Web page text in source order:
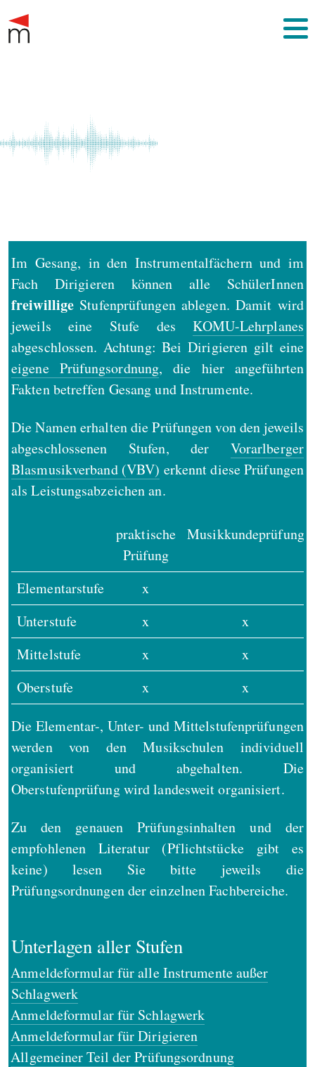
Im Gesang, in den Instrumentalfächern und im
Fach Dirigieren können alle SchülerInnen
freiwillige Stufenprüfungen ablegen. Damit wird
jeweils eine Stufe desKOMU-Lehrplanes
abgeschlossen. Achtung: Bei Dirigieren gilt eine
eigene Prüfungsordnung, die hier angeführten
Fakten betreffen Gesang und Instrumente.
Die Namen erhalten die Prüfungen von den jeweils
abgeschlossenen Stufen, der Vorarlberger
Blasmusikverband (VBV) erkennt diese Prüfungen
als Leistungsabzeichen an.
praktische
Prüfung
Musikkundeprüfung
Elementarstufe
x
Unterstufe
x
x
Mittelstufe
x
x
Oberstufe
x x
Die Elementar-, Unter- und Mittelstufenprüfungen
werden von den Musikschulen individuell
organisiert und abgehalten. Die
Oberstufenprüfung wird landesweit organisiert.
Zu den genauen Prüfungsinhalten und der
empfohlenen Literatur (Pflichtstücke gibt es
keine) lesen Sie bitte jeweils die
Prüfungsordnungen der einzelnen Fachbereiche.
Unterlagen aller Stufen
Anmeldeformular für alle Instrumente außer
Schlagwerk
Anmeldeformular für Schlagwerk
Anmeldeformular für Dirigieren
Allgemeiner Teil der Prüfungsordnung